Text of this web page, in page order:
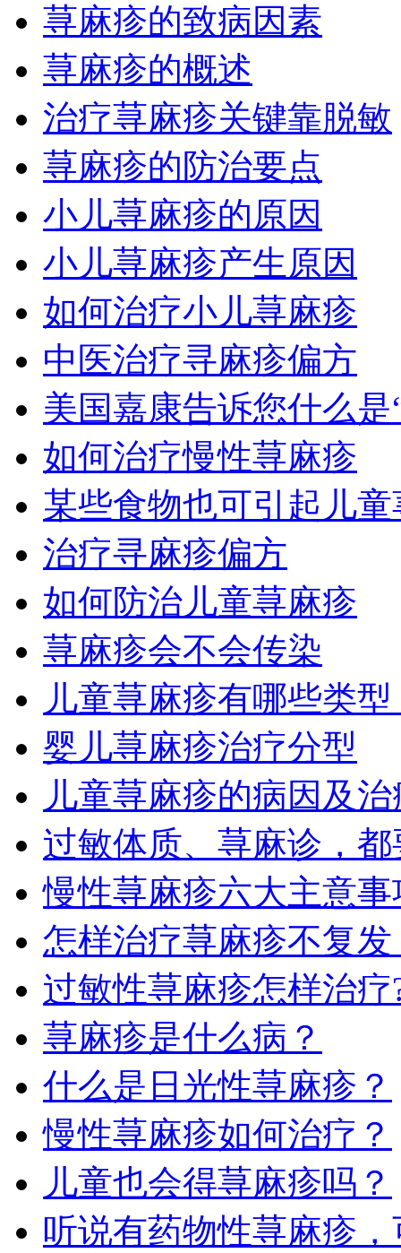
荨麻疹的致病因素
荨麻疹的概述
治疗荨麻疹关键靠脱敏
荨麻疹的防治要点
小儿荨麻疹的原因
小儿荨麻疹产生原因
如何治疗小儿荨麻疹
中医治疗寻麻疹偏方
美国嘉康告诉您什么是
如何治疗慢性荨麻疹
某些食物也可引起儿
治疗寻麻疹偏方
如何防治儿童荨麻疹
荨麻疹会不会传染
儿童荨麻疹有哪些类型
婴儿荨麻疹治疗分型
儿童荨麻疹的病因及治
过敏体质、荨麻诊，都
慢性荨麻疹六大主意事
怎样治疗荨麻疹不复发
过敏性荨麻疹怎样治疗
荨麻疹是什么病？
什么是日光性荨麻疹？
慢性荨麻疹如何治疗？
儿童也会得荨麻疹吗？
听说有药物性荨麻疹